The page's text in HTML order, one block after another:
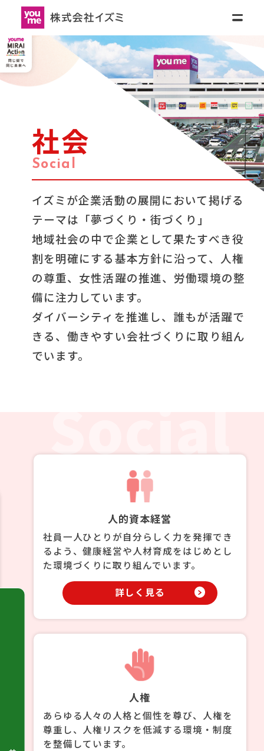
ティ ニュースリリース
お
合
わ
せ
会社情報
会社概要
グループ会社
経営理念・社長メッセージ
事業紹介
ENGLISH
IR情報トップ
経営方針・戦略
財務・業績
株主・株式情報
JAPANESE - ENGLISH
サステナビリティトップ
サステナビリティマネジメント
マテリアリティ
SDGs
サステナビリティニュース
ニュースリリース
採用情報
採用情報トップ
オープニング・リニューアル採用
社会
Social
イズミが企業活動の展開において掲げる
テーマは「夢づくり・街づくり」
地域社会の中で企業として果たすべき役
割を明確にする基本方針に沿って、人権
の尊重、女性活躍の推進、労働環境の整
備に注力しています。
ダイバーシティを推進し、誰もが活躍で
きる、働きやすい会社づくりに取り組ん
でいます。
Social
人的資本経営
社員一人ひとりが自分らしく力を発揮でき
るよう、健康経営や人材育成をはじめとし
た環境づくりに取り組んでいます。
詳しく見る
人権
あらゆる人々の人格と個性を尊び、人権を
尊重し、人権リスクを低減する環境・制度
を整備しています。